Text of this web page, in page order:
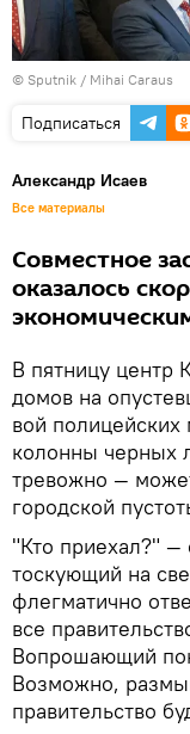
© Sputnik / Mihai Caraus
Подписаться
Александр Исаев
Все материалы
Совместное
оказалось
В пятницу центр
домов на
вой
колонны черных
тревожно —
городской
"Кто приехал?" —
тоскующий на
флегматично
все
Вопрошающий
Возможно,
правительство